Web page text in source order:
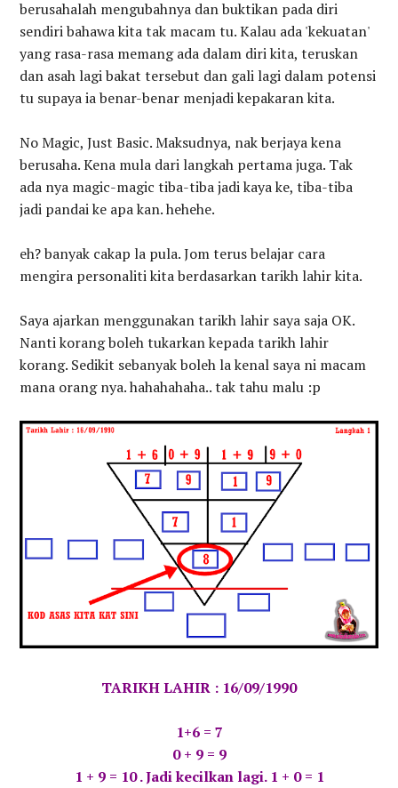
berusahalah mengubahnya dan buktikan pada diri
sendiri bahawa kita tak macam tu. Kalau ada 'kekuatan'
yang rasa-rasa memang ada dalam diri kita, teruskan
dan asah lagi bakat tersebut dan gali lagi dalam potensi
tu supaya ia benar-benar menjadi kepakaran kita.
No Magic, Just Basic. Maksudnya, nak berjaya kena
berusaha. Kena mula dari langkah pertama juga. Tak
ada nya magic-magic tiba-tiba jadi kaya ke, tiba-tiba
jadi pandai ke apa kan. hehehe.
eh? banyak cakap la pula. Jom terus belajar cara
mengira personaliti kita berdasarkan tarikh lahir kita.
Saya ajarkan menggunakan tarikh lahir saya saja OK.
Nanti korang boleh tukarkan kepada tarikh lahir
korang. Sedikit sebanyak boleh la kenal saya ni macam
mana orang nya. hahahahaha.. tak tahu malu :p
TARIKH LAHIR : 16/09/1990
1+6 = 7
0 + 9 = 9
1 + 9 = 10 . Jadi kecilkan lagi. 1 + 0 = 1